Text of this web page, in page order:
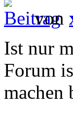
von
Ist nur
Forum
machen